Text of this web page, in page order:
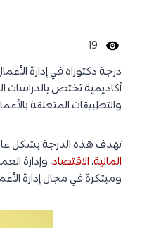
19
أكاديمية تختص بالدراسات
والتطبيقات المتعلقة
تهدف هذه الدرجة بشكل عام
المالية،الاقتصاد، وإدارة
ومبتكرة في مجال إدارة